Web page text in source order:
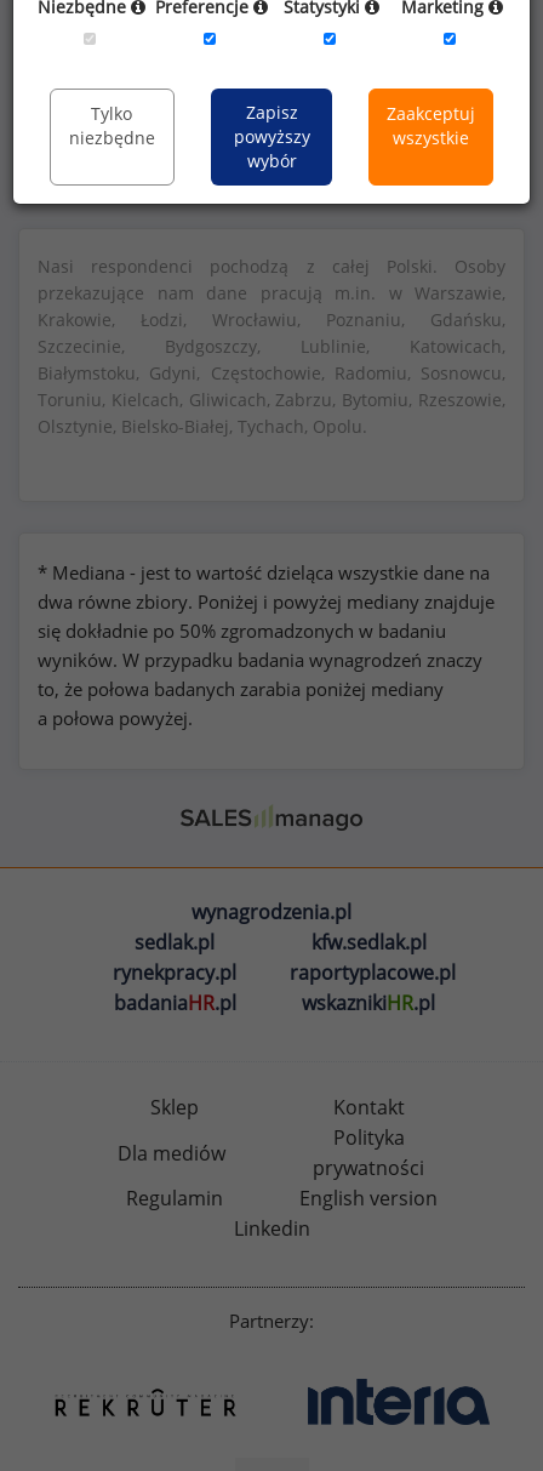
stanowiskach
dostępne w strefie premium
Dowiedz się więcej
Nasi respondenci pochodzą z całej Polski. Osoby
przekazujące nam dane pracują m.in. w Warszawie,
Krakowie, Łodzi, Wrocławiu, Poznaniu, Gdańsku,
Szczecinie, Bydgoszczy, Lublinie, Katowicach,
Białymstoku, Gdyni, Częstochowie, Radomiu, Sosnowcu,
Toruniu, Kielcach, Gliwicach, Zabrzu, Bytomiu, Rzeszowie,
Olsztynie, Bielsko-Białej, Tychach, Opolu.
* Mediana - jest to wartość dzieląca wszystkie dane na
dwa równe zbiory. Poniżej i powyżej mediany znajduje
się dokładnie po 50% zgromadzonych w badaniu
wyników. W przypadku badania wynagrodzeń znaczy
to, że połowa badanych zarabia poniżej mediany
a połowa powyżej.
wynagrodzenia.pl
sedlak.pl
kfw.sedlak.pl
rynekpracy.pl
raportyplacowe.pl
badaniaHR.pl wskaznikiHR.pl
Sklep
Kontakt
Dla mediów
Polityka
prywatności
Regulamin
English version
Linkedin
Partnerzy:
Niezbędne Preferencje Statystyki Marketing
Tylko
niezbędne
Zapisz
powyższy
wybór
Zaakceptuj
wszystkie